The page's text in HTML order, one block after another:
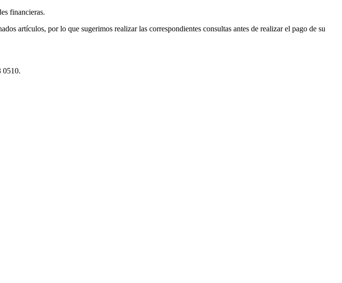
financieras.
artículos, por lo que sugerimos realizar las correspondientes consultas antes de realizar el pago de su
0510.